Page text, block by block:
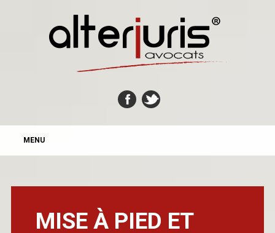
MAIN MENU
MENU
MISE À PIED ET